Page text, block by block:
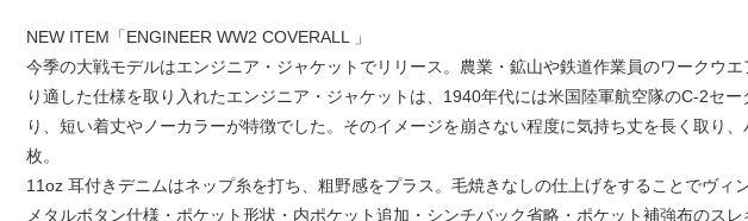
NEW ITEM「ENGINEER WW2 COVERALL 」
今季の大戦モデルはエンジニア・ジャケットでリリース。農業・鉱山や鉄道作業員のワークウ
り適した仕様を取り入れたエンジニア・ジャケットは、1940年代には米国陸軍航空隊のC-2セ
り、短い着丈やノーカラーが特徴でした。そのイメージを崩さない程度に気持ち丈を長く取り
枚。
11oz 耳付きデニムはネップ糸を打ち、粗野感をプラス。毛焼きなしの仕上げをすることでヴィ
メタルボタン仕様・ポケット形状・内ポケット追加・シンチバック省略・ポケット補強布のス